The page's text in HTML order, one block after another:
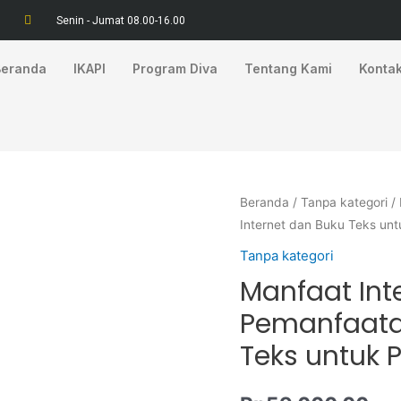
Senin - Jumat 08.00-16.00
IKAPI Program Diva Tentang Kami
Beranda /Tanpa kategori /
Internet dan Buku Teks
Tanpa kategori
Manfaat
Teks untuk
Kuantitas
Manfaat
Internet
Buku
Teks
:
Internet